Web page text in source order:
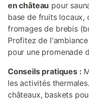
en château pour
base de fruits locaux,
fromages de brebis
Profitez de
pour une promenade
Conseils pratiques :
les activités
châteaux, baskets